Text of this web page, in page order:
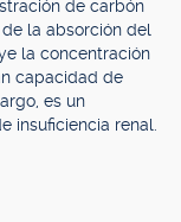
de carbón
la absorción del
la concentración
capacidad de
es un
insuficiencia renal.